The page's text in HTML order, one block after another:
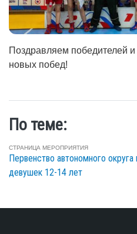
Поздравляем победителей
новых побед!
По теме:
СТРАНИЦА МЕРОПРИЯТИЯ
Первенство автономного
девушек 12-14 лет